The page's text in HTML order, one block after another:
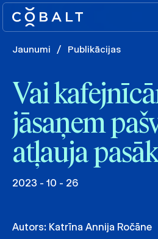
Jaunumi / Publikācijas
Vai
jāsaņem
atļauja
2023 - 10 - 26
Autors: Katrīna Annija Ročāne